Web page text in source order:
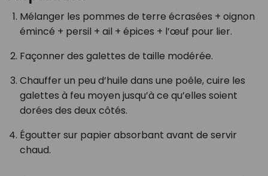
Mélanger les pommes de terre écrasées + oignon
émincé + persil + ail + épices + l’œuf pour lier.
Façonner des galettes de taille modérée.
Chauffer un peu d’huile dans une poêle, cuire les
galettes à feu moyen jusqu’à ce qu’elles soient
dorées des deux côtés.
Égoutter sur papier absorbant avant de servir
chaud.